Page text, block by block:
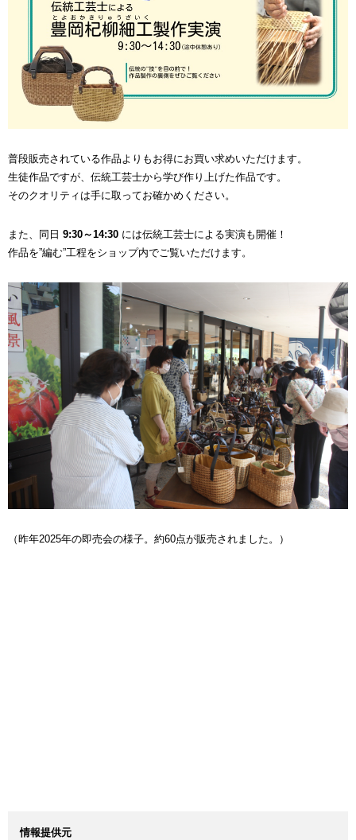
普段販売されている作品よりもお得にお買い求めいただけます。
生徒作品ですが、伝統工芸士から学び作り上げた作品です。
そのクオリティは手に取ってお確かめください。
また、同日 9:30～14:30 には伝統工芸士による実演も開催！
作品を”編む”工程をショップ内でご覧いただけます。
（昨年2025年の即売会の様子。約60点が販売されました。）
情報提供元